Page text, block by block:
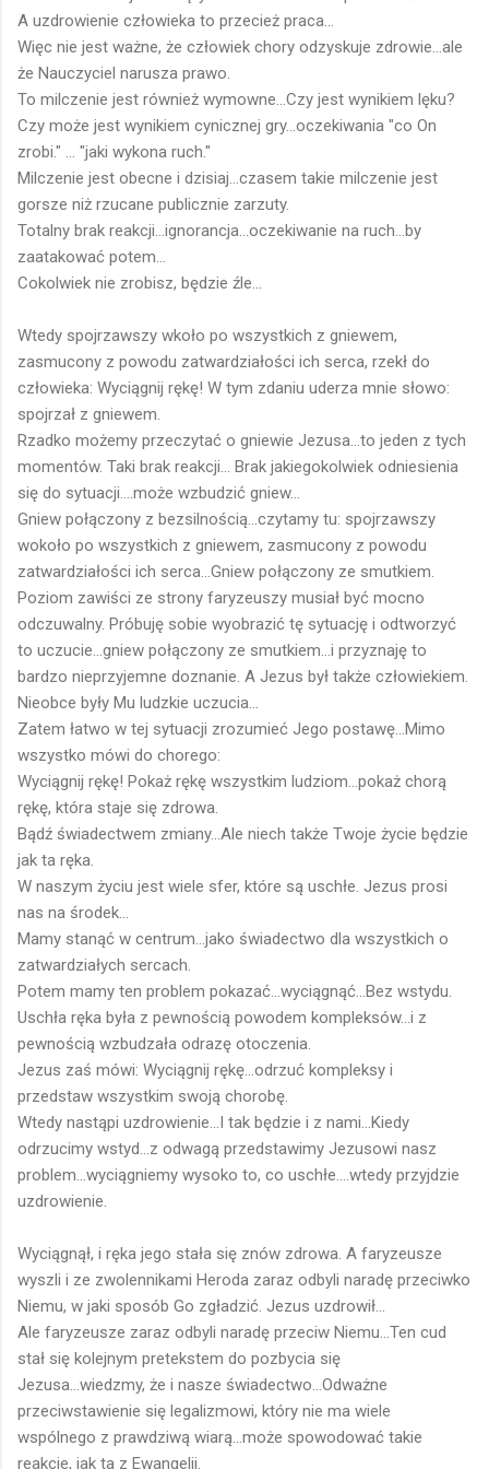
A uzdrowienie człowieka to przecież praca...
Więc nie jest ważne, że człowiek chory odzyskuje zdrowie...ale
że Nauczyciel narusza prawo.
To milczenie jest również wymowne...Czy jest wynikiem lęku?
Czy może jest wynikiem cynicznej gry...oczekiwania "co On
zrobi." ... "jaki wykona ruch."
Milczenie jest obecne i dzisiaj...czasem takie milczenie jest
gorsze niż rzucane publicznie zarzuty.
Totalny brak reakcji...ignorancja...oczekiwanie na ruch...by
zaatakować potem...
Cokolwiek nie zrobisz, będzie źle...
Wtedy spojrzawszy wkoło po wszystkich z gniewem,
zasmucony z powodu zatwardziałości ich serca, rzekł do
człowieka: Wyciągnij rękę! W tym zdaniu uderza mnie słowo:
spojrzał z gniewem.
Rzadko możemy przeczytać o gniewie Jezusa...to jeden z tych
momentów. Taki brak reakcji... Brak jakiegokolwiek odniesienia
się do sytuacji....może wzbudzić gniew...
Gniew połączony z bezsilnością...czytamy tu: spojrzawszy
wokoło po wszystkich z gniewem, zasmucony z powodu
zatwardziałości ich serca...Gniew połączony ze smutkiem.
Poziom zawiści ze strony faryzeuszy musiał być mocno
odczuwalny. Próbuję sobie wyobrazić tę sytuację i odtworzyć
to uczucie...gniew połączony ze smutkiem...i przyznaję to
bardzo nieprzyjemne doznanie. A Jezus był także człowiekiem.
Nieobce były Mu ludzkie uczucia...
Zatem łatwo w tej sytuacji zrozumieć Jego postawę...Mimo
wszystko mówi do chorego:
Wyciągnij rękę! Pokaż rękę wszystkim ludziom...pokaż chorą
rękę, która staje się zdrowa.
Bądź świadectwem zmiany...Ale niech także Twoje życie będzie
jak ta ręka.
W naszym życiu jest wiele sfer, które są uschłe. Jezus prosi
nas na środek...
Mamy stanąć w centrum...jako świadectwo dla wszystkich o
zatwardziałych sercach.
Potem mamy ten problem pokazać...wyciągnąć...Bez wstydu.
Uschła ręka była z pewnością powodem kompleksów...i z
pewnością wzbudzała odrazę otoczenia.
Jezus zaś mówi: Wyciągnij rękę...odrzuć kompleksy i
przedstaw wszystkim swoją chorobę.
Wtedy nastąpi uzdrowienie...I tak będzie i z nami...Kiedy
odrzucimy wstyd...z odwagą przedstawimy Jezusowi nasz
problem...wyciągniemy wysoko to, co uschłe....wtedy przyjdzie
uzdrowienie.
Wyciągnął, i ręka jego stała się znów zdrowa. A faryzeusze
wyszli i ze zwolennikami Heroda zaraz odbyli naradę przeciwko
Niemu, w jaki sposób Go zgładzić. Jezus uzdrowił...
Ale faryzeusze zaraz odbyli naradę przeciw Niemu...Ten cud
stał się kolejnym pretekstem do pozbycia się
Jezusa...wiedzmy, że i nasze świadectwo...Odważne
przeciwstawienie się legalizmowi, który nie ma wiele
wspólnego z prawdziwą wiarą...może spowodować takie
reakcje, jak ta z Ewangelii.